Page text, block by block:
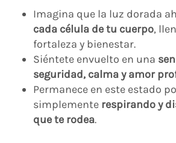
Imagina que la luz dorada
cada célula de tu cuerpo,
fortaleza y bienestar.
Siéntete envuelto en una
seguridad, calma y amor
Permanece en este estado
simplemente respirando y
que te rodea.